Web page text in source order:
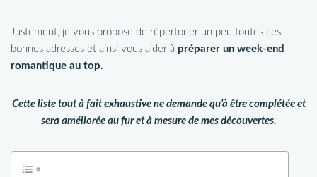
Justement, je vous propose de répertorier un peu toutes ces
bonnes adresses et ainsi vous aider à préparer un week-end
romantique au top.
Cette liste tout à fait exhaustive ne demande qu’à être complétée et
sera améliorée au fur et à mesure de mes découvertes.